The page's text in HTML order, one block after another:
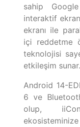
sahip
interaktif
ekranı ile
içi reddetme
teknolojisi
etkileşim sunar.
Android 14-
6 ve
olup,